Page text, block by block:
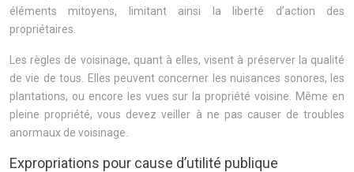
éléments mitoyens, limitant ainsi la liberté d’action des
propriétaires.
Les règles de voisinage, quant à elles, visent à préserver la qualité
de vie de tous. Elles peuvent concerner les nuisances sonores, les
plantations, ou encore les vues sur la propriété voisine. Même en
pleine propriété, vous devez veiller à ne pas causer de troubles
anormaux de voisinage.
Expropriations pour cause d’utilité publique